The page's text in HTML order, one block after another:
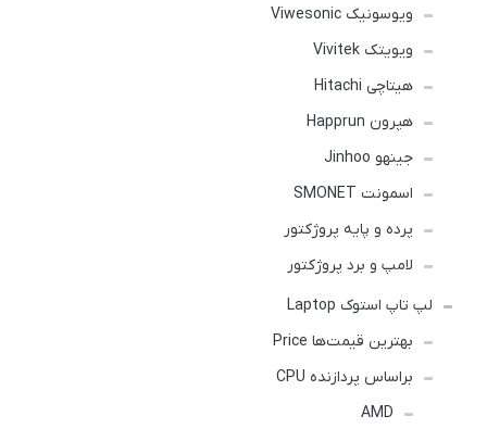
ویوسونیک Viwesonic
ویویتک Vivitek
هیتاچی Hitachi
هپرون Happrun
جینهو Jinhoo
اسمونت SMONET
پرده و پایه پروژکتور
لامپ و برد پروژکتور
لپ تاپ استوک Laptop
بهترین قیمت‌ها Price
براساس پردازنده CPU
AMD